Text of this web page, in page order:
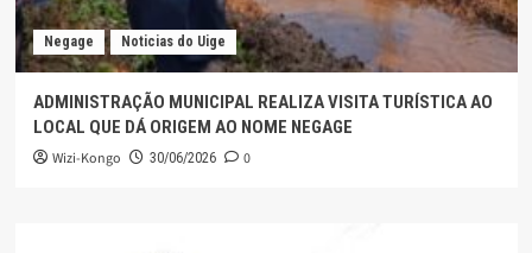
Negage Noticias do Uige
ADMINISTRAÇÃO MUNICIPAL REALIZA VISITA TURÍSTICA AO
LOCAL QUE DÁ ORIGEM AO NOME NEGAGE
Wizi-Kongo 30/06/2026 0